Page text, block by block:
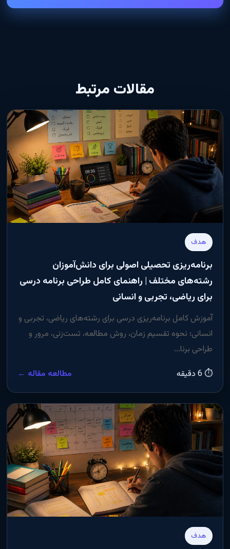
مقالات مرتبط
هدف
برنامه‌ریزی تحصیلی اصولی برای دانش‌آموزان
رشته‌های مختلف | راهنمای کامل طراحی برنامه درسی
برای ریاضی، تجربی و انسانی
آموزش کامل برنامه‌ریزی درسی برای رشته‌های ریاضی، تجربی و
انسانی؛ نحوه تقسیم زمان، روش مطالعه، تست‌زنی، مرور و
طراحی برنا...
⏱ 6 دقیقه
مطالعه مقاله ←
هدف